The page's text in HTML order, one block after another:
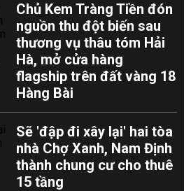
Chủ Kem Tràng Tiền đón
nguồn thu đột biến sau
thương vụ thâu tóm Hải
Hà, mở cửa hàng
flagship trên đất vàng 18
Hàng Bài
Sẽ 'đập đi xây lại' hai tòa
nhà Chợ Xanh, Nam Định
thành chung cư cho thuê
15 tầng